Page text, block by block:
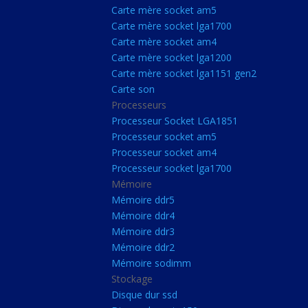
Carte Mère Socket
Carte mère socket am5
Carte mère socket
Carte mère socket am4
Carte mère socket
Carte son
Processeurs
Carte mère socket am5
Carte mère socket lga1700
Carte mère socket am4
Carte mère socket lga1200
Carte mère socket lga1151 gen2
Carte son
Processeurs
Processeur Socket LGA1851
Processeur socket am5
Processeur socket am4
Processeur socket lga1700
Mémoire
Mémoire ddr5
Mémoire ddr4
Mémoire ddr3
Mémoire ddr2
Mémoire sodimm
Stockage
Disque dur ssd